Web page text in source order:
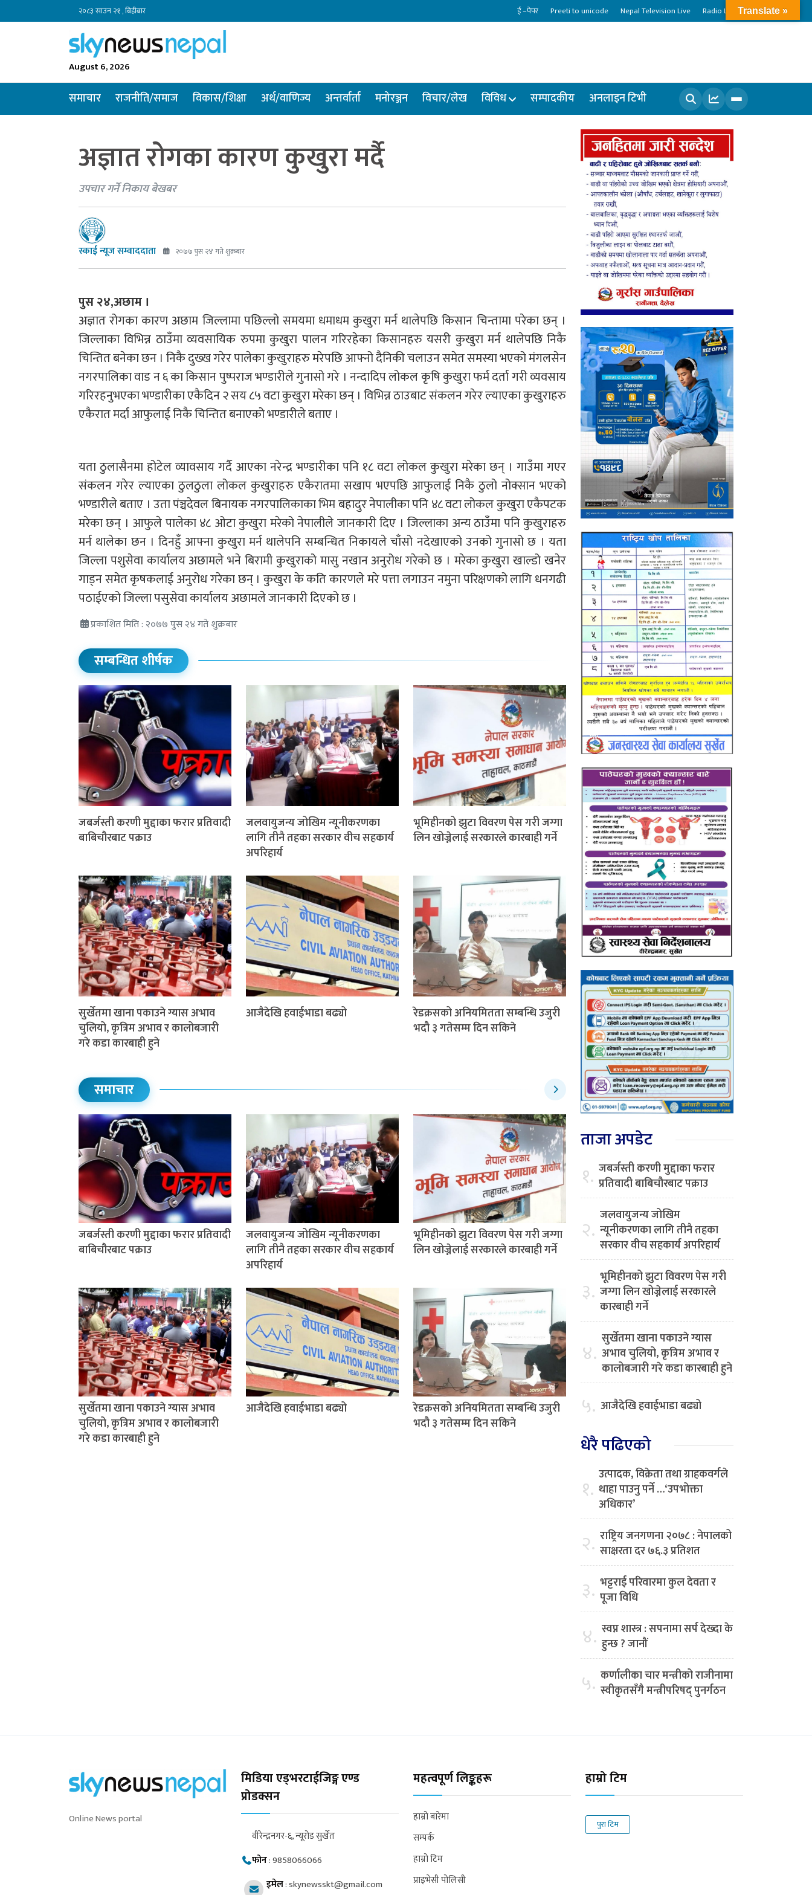
२०८३ साउन २१ , बिहीबार ई –पेपर Preeti to unicode Nepal Television Live Radio Live
August 6, 2026
समाचार राजनीति/समाज विकास/शिक्षा अर्थ/वाणिज्य अन्तर्वार्ता मनोरञ्जन विचार/लेख विविध सम्पादकीय अनलाइन टिभी
खोज्नुहोस
अज्ञात रोगका कारण कुखुरा मर्दै
उपचार गर्ने निकाय बेखबर
स्काई न्यूज सम्वाददाता २०७७ पुस २४ गते शुक्रबार
पुस २४,अछाम ।
अज्ञात रोगका कारण अछाम जिल्लामा पछिल्लो समयमा धमाधम कुखुरा मर्न थालेपछि किसान चिन्तामा परेका छन् ।
जिल्लाका विभिन्न ठाउँमा व्यवसायिक रुपमा कुखुरा पालन गरिरहेका किसानहरु यसरी कुखुरा मर्न थालेपछि निकै
चिन्तित बनेका छन । निकै दुख्ख गरेर पालेका कुखुराहरु मरेपछि आफ्नो दैनिकी चलाउन समेत समस्या भएको मंगलसेन
नगरपालिका वाड न ६ का किसान पुष्पराज भण्डारीले गुनासो गरे । नन्दादिप लोकल कृषि कुखुरा फर्म दर्ता गरी व्यवसाय
गरिरहनुभएका भण्डारीका एकैदिन २ सय ८५ वटा कुखुरा मरेका छन् । विभिन्न ठाउबाट संकलन गरेर ल्याएका कुखुराहरु
एकैरात मर्दा आफुलाई निकै चिन्तित बनाएको भण्डारीले बताए ।
यता ठुलासैनमा होटेल व्यावसाय गर्दै आएका नरेन्द्र भण्डारीका पनि १८ वटा लोकल कुखुरा मरेका छन् । गाउँमा गएर
संकलन गरेर ल्याएका ठुलठुला लोकल कुखुराहरु एकैरातमा सखाप भएपछि आफुलाई निकै ठुलो नोक्सान भएको
भण्डारीले बताए । उता पंञ्चदेवल बिनायक नगरपालिकाका भिम बहादुर नेपालीका पनि ४८ वटा लोकल कुखुरा एकैपटक
मरेका छन् । आफुले पालेका ४८ ओटा कुखुरा मरेको नेपालीले जानकारी दिए । जिल्लाका अन्य ठाउँमा पनि कुखुराहरु
मर्न थालेका छन । दिनहुँ आफ्ना कुखुरा मर्न थालेपनि सम्बन्धित निकायले चाँसो नदेखाएको उनको गुनासो छ । यता
जिल्ला पशुसेवा कार्यालय अछामले भने बिरामी कुखुराको मासु नखान अनुरोध गरेको छ । मरेका कुखुरा खाल्डो खनेर
गाड्न समेत कृषकलाई अनुरोध गरेका छन् । कुखुरा के कति कारणले मरे पत्ता लगाउन नमुना परिक्षणको लागि धनगढी
पठाईएको जिल्ला पसुसेवा कार्यालय अछामले जानकारी दिएको छ ।
प्रकाशित मिति : २०७७ पुस २४ गते शुक्रबार
सम्बन्धित शीर्षक
जबर्जस्ती करणी मुद्दाका फरार प्रतिवादी
बाबिचौरबाट पक्राउ
जलवायुजन्य जोखिम न्यूनीकरणका
लागि तीनै तहका सरकार वीच सहकार्य
अपरिहार्य
भूमिहीनको झुटा विवरण पेस गरी जग्गा
लिन खोज्नेलाई सरकारले कारबाही गर्ने
सुर्खेतमा खाना पकाउने ग्यास अभाव
चुलियो, कृत्रिम अभाव र कालोबजारी
गरे कडा कारबाही हुने
आजैदेखि हवाईभाडा बढ्यो
रेडक्रसको अनियमितता सम्बन्धि उजुरी
भदौ ३ गतेसम्म दिन सकिने
समाचार
जबर्जस्ती करणी मुद्दाका फरार प्रतिवादी
बाबिचौरबाट पक्राउ
जलवायुजन्य जोखिम न्यूनीकरणका
लागि तीनै तहका सरकार वीच सहकार्य
अपरिहार्य
भूमिहीनको झुटा विवरण पेस गरी जग्गा
लिन खोज्नेलाई सरकारले कारबाही गर्ने
सुर्खेतमा खाना पकाउने ग्यास अभाव
चुलियो, कृत्रिम अभाव र कालोबजारी
गरे कडा कारबाही हुने
आजैदेखि हवाईभाडा बढ्यो
रेडक्रसको अनियमितता सम्बन्धि उजुरी
भदौ ३ गतेसम्म दिन सकिने
ताजा अपडेट
१. जबर्जस्ती करणी मुद्दाका फरार
प्रतिवादी बाबिचौरबाट पक्राउ
२. जलवायुजन्य जोखिम
न्यूनीकरणका लागि तीनै तहका
सरकार वीच सहकार्य अपरिहार्य
३. भूमिहीनको झुटा विवरण पेस गरी
जग्गा लिन खोज्नेलाई सरकारले
कारबाही गर्ने
४. सुर्खेतमा खाना पकाउने ग्यास
अभाव चुलियो, कृत्रिम अभाव र
कालोबजारी गरे कडा कारबाही हुने
५. आजैदेखि हवाईभाडा बढ्यो
धेरै पढिएको
१. उत्पादक, विक्रेता तथा ग्राहकवर्गले
थाहा पाउनु पर्ने …‘उपभोक्ता
अधिकार’
२. राष्ट्रिय जनगणना २०७८ : नेपालको
साक्षरता दर ७६.३ प्रतिशत
३. भट्टराई परिवारमा कुल देवता र
पूजा विधि
४. स्वप्न शास्त्र : सपनामा सर्प देख्दा के
हुन्छ ? जानौं
५. कर्णालीका चार मन्त्रीको राजीनामा
स्वीकृतसँगै मन्त्रीपरिषद् पुनर्गठन
Online News portal
मिडिया एड्भरटाईजिङ्ग एण्ड
प्रोडक्सन
वीरेन्द्रनगर-६, न्यूरोड सुर्खेत
फोन:9858066066
इमेल:skynewsskt@gmail.com
महत्वपूर्ण लिङ्कहरू
हाम्रो बारेमा
सम्पर्क
हाम्रो टिम
प्राइभेसी पोलिसी
हाम्रो टिम
पुरा टिम
Translate »